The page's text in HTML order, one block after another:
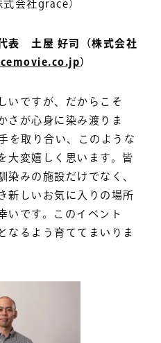
会社grace）
表 土屋 好司（株式会社
）
いですが、だからこそ
さが心身に染み渡りま
を取り合い、このような
大変嬉しく思います。皆
染みの施設だけでなく、
新しいお気に入りの場所
いです。このイベント
なるよう育ててまいりま